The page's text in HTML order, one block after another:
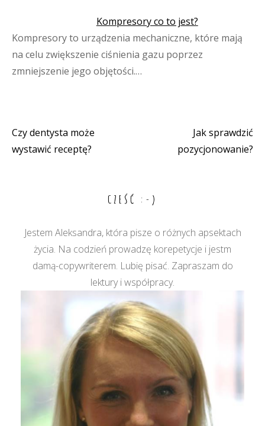
Kompresory co to jest?
Kompresory to urządzenia mechaniczne, które mają
na celu zwiększenie ciśnienia gazu poprzez
zmniejszenie jego objętości.…
Nawigacja
Czy dentysta może
wystawić receptę?
Jak sprawdzić
pozycjonowanie?
CZEŚĆ :-)
Jestem Aleksandra, która pisze o różnych apsektach
życia. Na codzień prowadzę korepetycje i jestm
damą-copywriterem. Lubię pisać. Zapraszam do
lektury i współpracy.